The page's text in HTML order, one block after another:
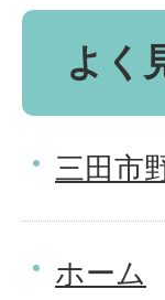
よく
三田市
ホーム